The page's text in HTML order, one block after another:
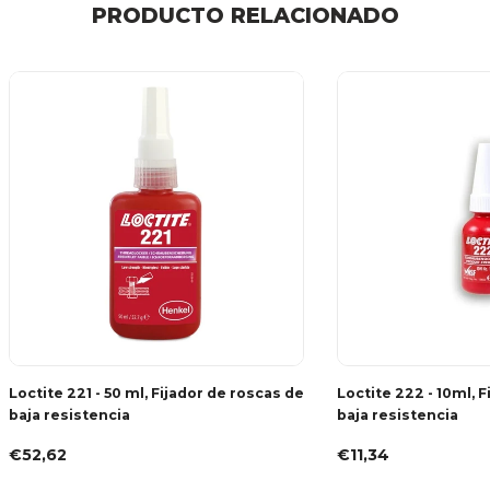
PRODUCTO RELACIONADO
Loctite 221 - 50 ml, Fijador de roscas de
baja resistencia
€52,62
Loctite 222 - 10ml,
baja resistencia
€11,34